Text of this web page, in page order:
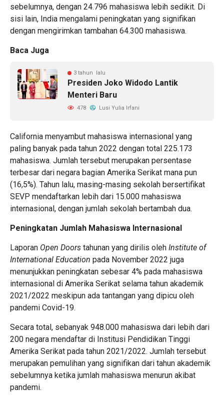
sebelumnya, dengan 24.796 mahasiswa lebih sedikit. Di
sisi lain, India mengalami peningkatan yang signifikan
dengan mengirimkan tambahan 64.300 mahasiswa.
Baca Juga
3 tahun lalu
Presiden Joko Widodo Lantik
Menteri Baru
478 Lusi Yulia Irfani
California menyambut mahasiswa internasional yang
paling banyak pada tahun 2022 dengan total 225.173
mahasiswa. Jumlah tersebut merupakan persentase
terbesar dari negara bagian Amerika Serikat mana pun
(16,5%). Tahun lalu, masing-masing sekolah bersertifikat
SEVP mendaftarkan lebih dari 15.000 mahasiswa
internasional, dengan jumlah sekolah bertambah dua.
Peningkatan Jumlah Mahasiswa Internasional
Laporan Open Doors tahunan yang dirilis oleh Institute of
International Education pada November 2022 juga
menunjukkan peningkatan sebesar 4% pada mahasiswa
internasional di Amerika Serikat selama tahun akademik
2021/2022 meskipun ada tantangan yang dipicu oleh
pandemi Covid-19.
Secara total, sebanyak 948.000 mahasiswa dari lebih dari
200 negara mendaftar di Institusi Pendidikan Tinggi
Amerika Serikat pada tahun 2021/2022. Jumlah tersebut
merupakan pemulihan yang signifikan dari tahun akademik
sebelumnya ketika jumlah mahasiswa menurun akibat
pandemi.